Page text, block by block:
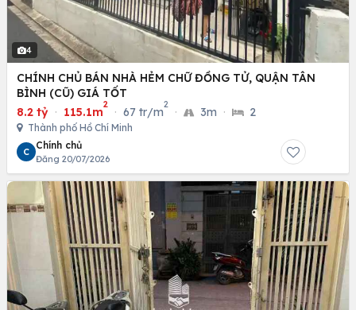
4
CHÍNH CHỦ BÁN NHÀ HẺM CHỮ ĐỒNG TỬ, QUẬN TÂN
BÌNH (CŨ) GIÁ TỐT
8.2 tỷ · 115.1m
2
· 67 tr/m
2
· 3m · 2
Thành phố Hồ Chí Minh
C
Chính chủ
Đăng 20/07/2026